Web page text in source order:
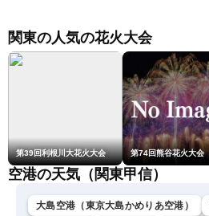
関東の人気の花火大会
第39回利根川大花火大会 第74回熊谷花火大会
空港の天気（関東甲信）
大島空港（東京大島かめりあ空港）